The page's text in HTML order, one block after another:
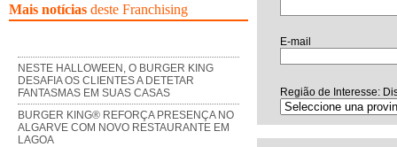
Mais notícias deste Franchising
NESTE HALLOWEEN, O BURGER KING
DESAFIA OS CLIENTES A DETETAR
FANTASMAS EM SUAS CASAS
BURGER KING® REFORÇA PRESENÇA NO
ALGARVE COM NOVO RESTAURANTE EM
LAGOA
E-mail
Região de Interesse: